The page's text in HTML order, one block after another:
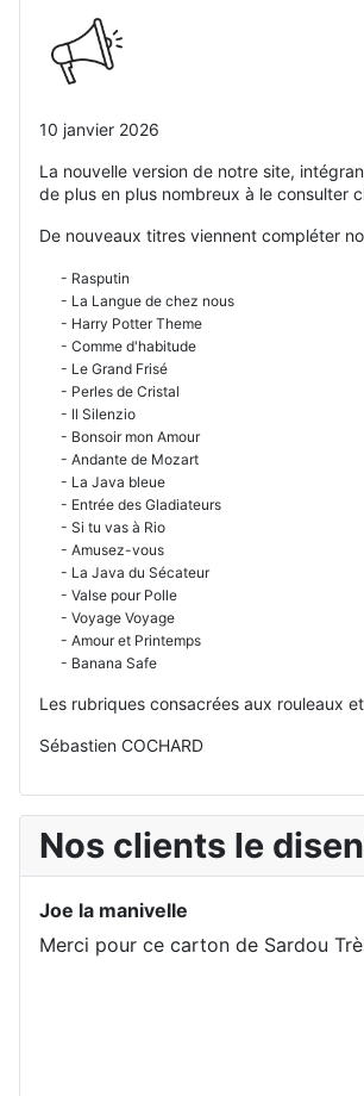
10 janvier 2026
La nouvelle version de notre site,
de plus en plus nombreux à le consulter
De nouveaux titres viennent compléter
- Rasputin
- La Langue de chez nous
- Harry Potter Theme
- Comme d'habitude
- Le Grand Frisé
- Perles de Cristal
- Il Silenzio
- Bonsoir mon Amour
- Andante de Mozart
- La Java bleue
- Entrée des Gladiateurs
- Si tu vas à Rio
- Amusez-vous
- La Java du Sécateur
- Valse pour Polle
- Voyage Voyage
- Amour et Printemps
- Banana Safe
Les rubriques consacrées aux rouleaux
Sébastien COCHARD
Nos clients le
Joe la manivelle
Merci pour ce carton de Sardou